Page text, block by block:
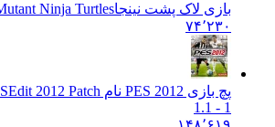
بازی لاک پشت نینجاMutant Ninja Turtles
۷۴٬۲۳۰
پچ بازی PES 2012 نام 2012
PESEdit 2012 Patch
1.1 - 1